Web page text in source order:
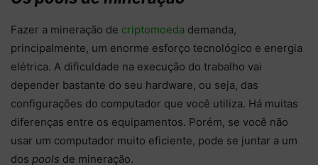
Fazer a mineração de criptomoeda demanda,
principalmente, um enorme esforço tecnológico e energia
elétrica. A dificuldade na execução do trabalho vai
depender bastante do seu hardware, ou seja, das
configurações do computador que você utiliza. Há muitas
diferenças entre os equipamentos. Porém, se você não
usar um computador muito eficiente, pode se juntar a um
dos pools de mineração.